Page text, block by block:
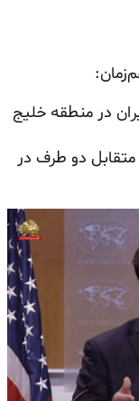
در منطقه خلیج
متقابل دو طرف در